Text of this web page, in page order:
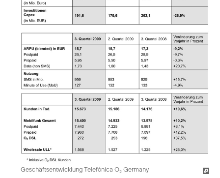
Geschäftsentwicklung Telefónica O2 Germany